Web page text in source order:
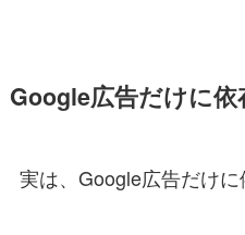
Google広告だけに
実は、Google広告だけに